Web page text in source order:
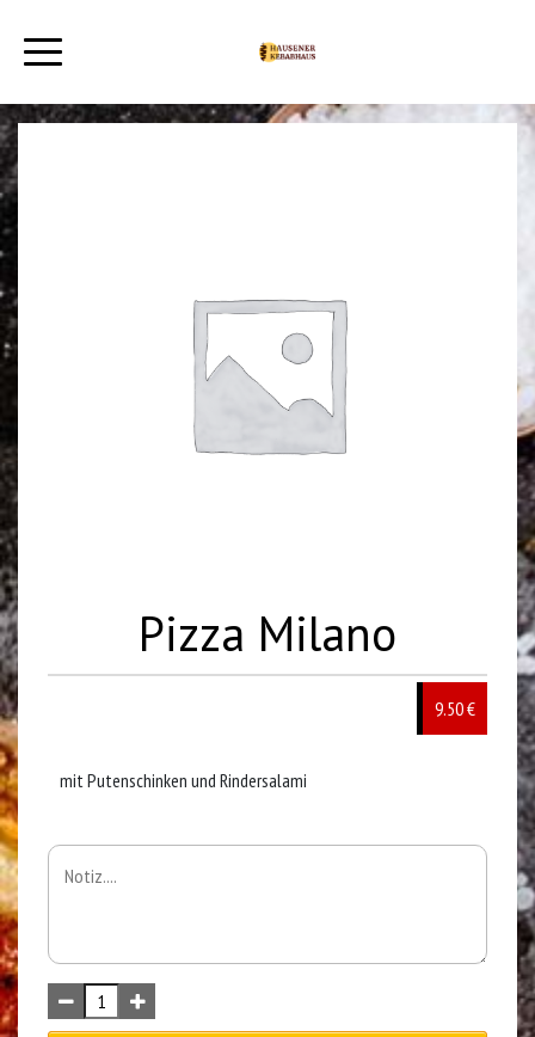
Pizza Milano
9.50 €
mit Putenschinken und Rindersalami